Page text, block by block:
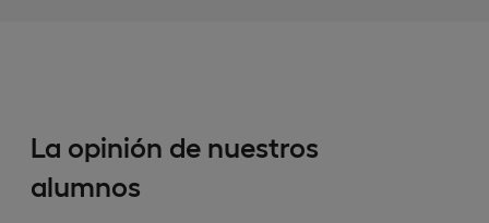
La opinión de nuestros
alumnos